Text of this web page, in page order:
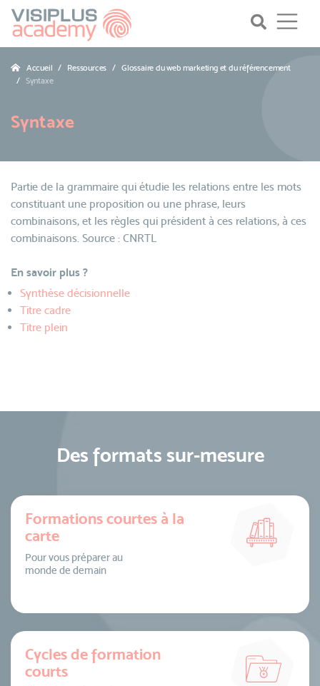
Accueil Ressources
Glossaire du web marketing et du référencement
Syntaxe
Syntaxe
Partie de la grammaire qui étudie les relations entre les mots
constituant une proposition ou une phrase, leurs
combinaisons, et les règles qui président à ces relations, à ces
combinaisons. Source : CNRTL
En savoir plus ?
Synthèse décisionnelle
Titre cadre
Titre plein
Des formats sur-mesure
Formations courtes à la
carte
Pour vous préparer au
monde de demain
Cycles de formation
courts